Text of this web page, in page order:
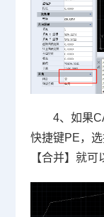
4、如果
快捷键PE，
【合并】就可